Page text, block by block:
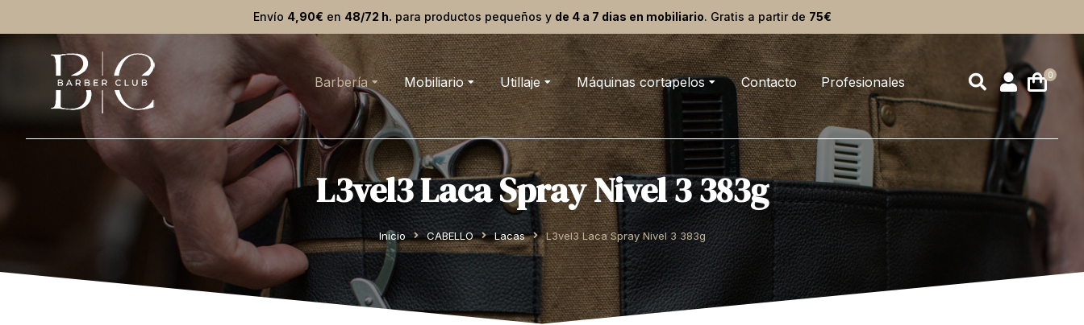
Envío 4,90€ en 48/72 h. para productos pequeños y de 4 a 7 dias en mobiliario. Gratis a partir de 75€
Barbería Mobiliario Utillaje Máquinas cortapelos Contacto Profesionales
L3vel3 Laca Spray Nivel 3 383g
Inicio CABELLO Lacas L3vel3 Laca Spray Nivel 3 383g